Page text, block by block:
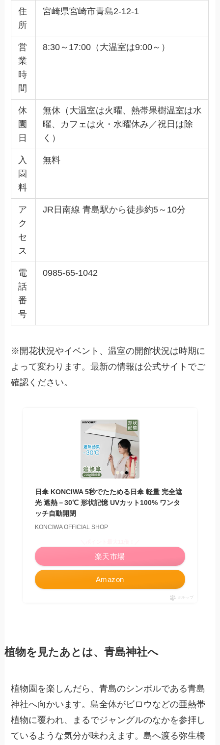
住
所
宮崎県宮崎市青島2-12-1
営
業
時
間
8:30～17:00（大温室は9:00～）
休
園
日
無休（大温室は火曜、熱帯果樹温室は水
曜、カフェは火・水曜休み／祝日は除
く）
入
園
料
無料
ア
ク
セ
ス
JR日南線 青島駅から徒歩約5～10分
電
話
番
号
0985-65-1042
※開花状況やイベント、温室の開館状況は時期に
よって変わります。最新の情報は公式サイトでご
確認ください。
日傘 KONCIWA 5秒でたためる日傘 軽量 完全遮
光 遮熱－30℃ 形状記憶 UVカット100% ワンタ
ッチ自動開閉
KONCIWA OFFICIAL SHOP
Amazon
楽天市場
ポチップ
植物を見たあとは、青島神社へ
植物園を楽しんだら、青島のシンボルである青島
神社へ向かいます。島全体がビロウなどの亜熱帯
植物に覆われ、まるでジャングルのなかを参拝し
ているような気分が味わえます。島へ渡る弥生橋